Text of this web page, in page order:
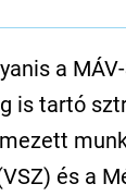
a
is tartó
és a